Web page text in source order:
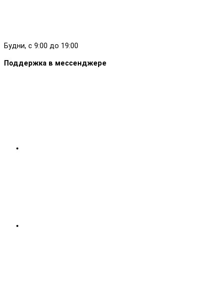
Будни, с 9:00 до 19:00
Поддержка в мессенджере